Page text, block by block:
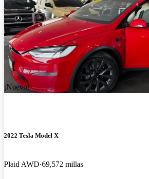
¡Nuevo!
2022 Tesla Model X
Plaid AWD 69,572 millas